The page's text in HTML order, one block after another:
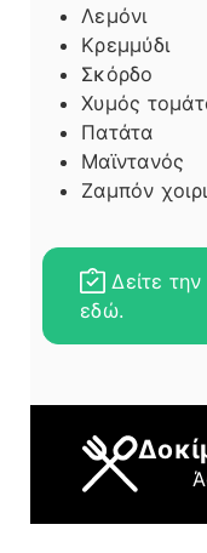
Λεμόνι
Κρεμμύδι
Σκόρδο
Χυμός
Πατάτα
Μαϊντανός
Ζαμπόν
Δείτε
εδώ.